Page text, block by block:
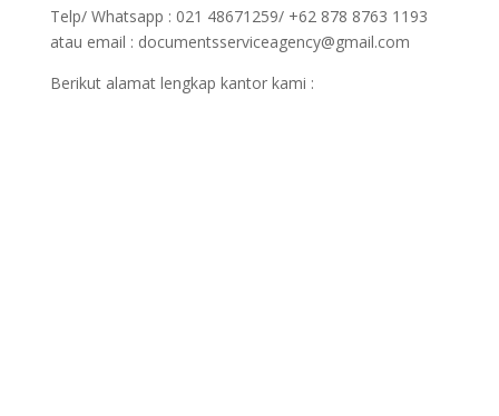
Telp/ Whatsapp : 021 48671259/ +62 878 8763 1193
atau email : documentsserviceagency@gmail.com
Berikut alamat lengkap kantor kami :